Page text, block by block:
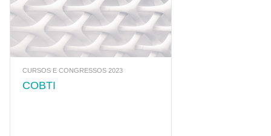
CURSOS E CONGRESSOS 2023
COBTI